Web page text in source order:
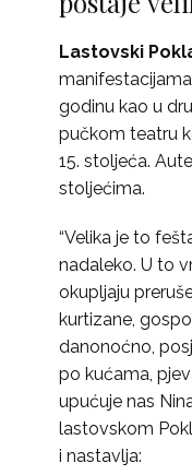
Lastovski
godinu kao u
pučkom teatru
15. stoljeća.
stoljećima.
“Velika je to
nadaleko. U to
okupljaju
kurtizane,
danonoćno,
po kućama,
upućuje nas
lastovskom
i nastavlja: